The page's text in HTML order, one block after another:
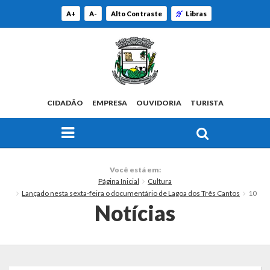
A+ A- Alto Contraste Libras
CIDADÃO EMPRESA OUVIDORIA TURISTA
Histórico
Você está em:
Página Inicial
Cultura
Lançado nesta sexta-feira o documentário de Lagoa dos Três Cantos
10
Notícias